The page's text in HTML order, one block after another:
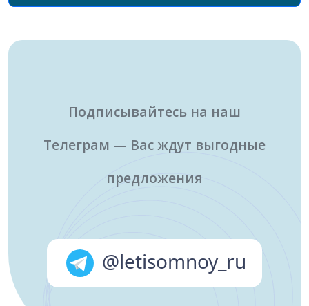
Подписывайтесь на наш
Телеграм — Вас ждут выгодные
предложения
@letisomnoy_ru